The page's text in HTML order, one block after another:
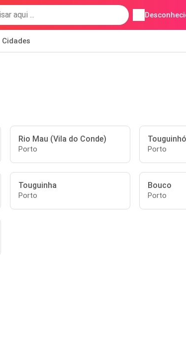
Cidades
Rio Mau (Vila do Conde)
Porto
Touguinhó
Porto
Touguinha
Porto
Bouco
Porto